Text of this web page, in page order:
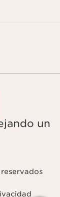
un